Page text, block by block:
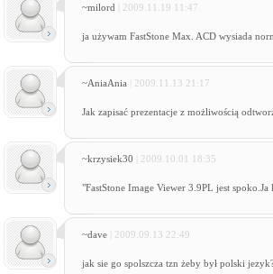
~milord | 2009.11.19 11:47
ja używam FastStone Max. ACD wysiada
~AniaAnia | 2009.11.13 21:17
Jak zapisać prezentacje z możliwością
~krzysiek30 | 2009.10.01 18:35
"FastStone Image Viewer 3.9PL jest spoko.Ja
~dave | 2009.09.13 22:49
jak sie go spolszcza tzn żeby był polski